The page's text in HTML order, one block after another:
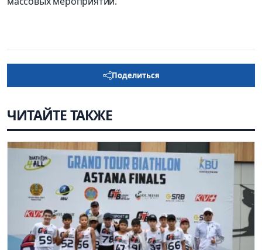
Поделиться
ЧИТАЙТЕ ТАКЖЕ